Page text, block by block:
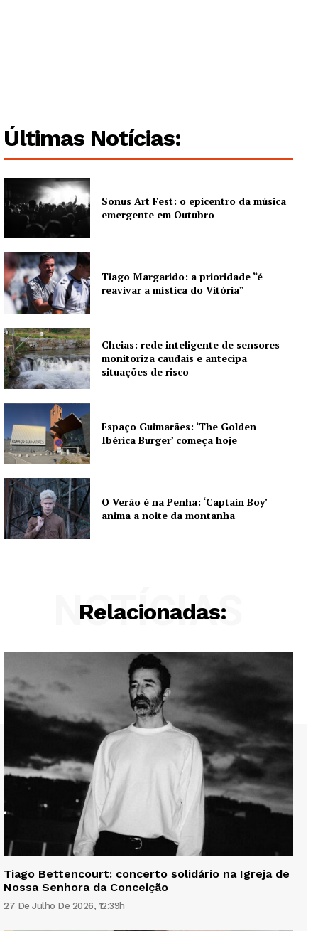
Institucional
Artigos
Edição Digital
Europa
Publicidade
Quero ser Assinante
Últimas Notícias:
Sonus Art Fest: o epicentro da música
emergente em Outubro
Tiago Margarido: a prioridade “é
reavivar a mística do Vitória”
Cheias: rede inteligente de sensores
monitoriza caudais e antecipa
situações de risco
Espaço Guimarães: ‘The Golden
Ibérica Burger’ começa hoje
O Verão é na Penha: ‘Captain Boy’
anima a noite da montanha
Relacionadas:
NOTÍCIAS
Tiago Bettencourt: concerto solidário na Igreja de
Nossa Senhora da Conceição
27 De Julho De 2026, 12:39h